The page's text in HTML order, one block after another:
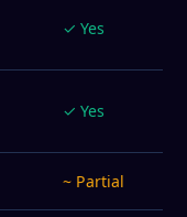
✓ Yes
✓ Yes
~ Partial